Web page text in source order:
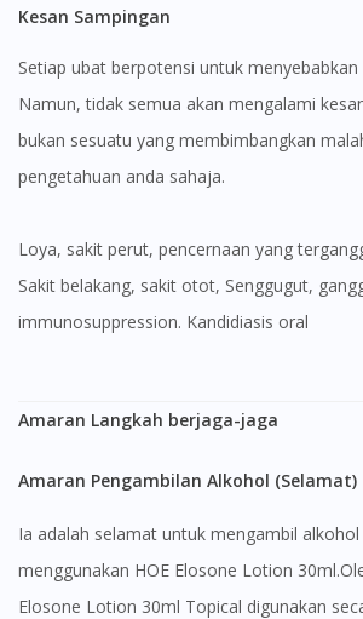
Kesan Sampingan
Setiap ubat berpotensi untuk menyebabkan
Namun, tidak semua akan mengalami
bukan sesuatu yang membimbangkan
pengetahuan anda sahaja.
Loya, sakit perut, pencernaan yang terganggu, Sakit kepala,
Sakit belakang, sakit otot, Senggugut,
immunosuppression. Kandidiasis oral
Amaran Langkah berjaga-jaga
Amaran Pengambilan Alkohol (Selamat)
Ia adalah selamat untuk mengambil
menggunakan HOE Elosone Lotion
Elosone Lotion 30ml Topical digunakan